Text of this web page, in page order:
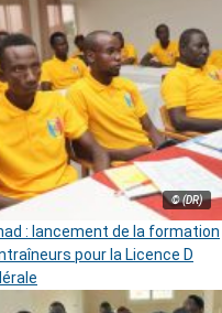
© (DR)
: lancement de la formation
pour la Licence D